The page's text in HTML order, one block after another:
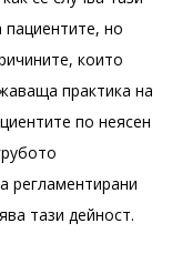
пациентите, но
които
практика на
по неясен
регламентирани
тази дейност.